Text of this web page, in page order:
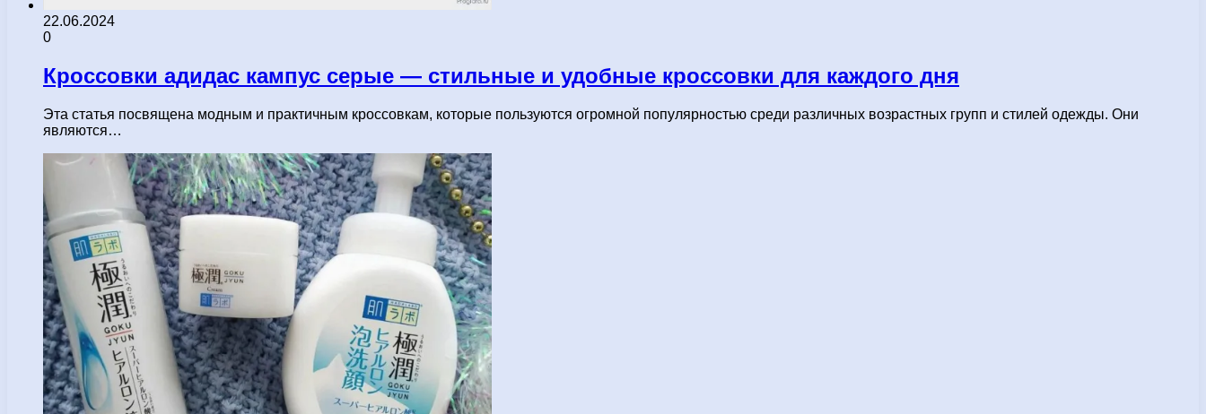
22.06.2024
0
Кроссовки адидас кампус серые — стильные и удобные кроссовки для каждого дня
Эта статья посвящена модным и практичным кроссовкам, которые пользуются огромной популярностью среди различных возрастных групп и стилей одежды. Они
являются…